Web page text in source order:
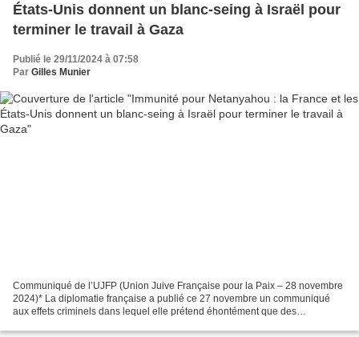
États-Unis donnent un blanc-seing à Israël pour
terminer le travail à Gaza
Publié le 29/11/2024 à 07:58
Par Gilles Munier
Communiqué de l’UJFP (Union Juive Française pour la Paix – 28 novembre
2024)* La diplomatie française a publié ce 27 novembre un communiqué
aux effets criminels dans lequel elle prétend éhontément que des